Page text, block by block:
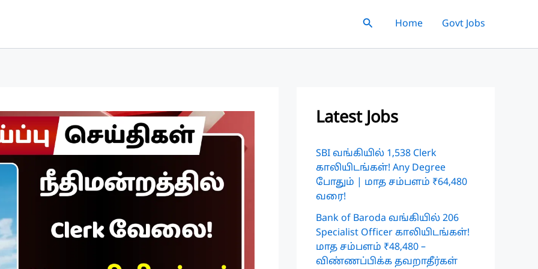
SearchHome Govt Jobs
Latest Jobs
SBI வங்கியில் 1,538 Clerk
காலியிடங்கள்! Any Degree
போதும் | மாத சம்பளம் ₹64,480
வரை!
Bank of Baroda வங்கியில் 206
Specialist Officer காலியிடங்கள்!
மாத சம்பளம் ₹48,480 –
விண்ணப்பிக்க தவறாதீர்கள்